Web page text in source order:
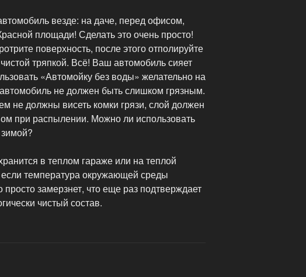
везде: на даче, перед офисом,
площади! Сделать это очень просто!
поверхность, после этого отполируйте
тряпкой. Всё! Ваш автомобиль сияет
«Автомойку без воды» желательно на
не должен быть слишком грязным.
не должны висеть комки грязи, слой должен
при распылении. Можно ли использовать
в теплом гараже или на теплой
температура окружающей среды
просто замерзнет, что еще раз подтверждает
чистый состав.